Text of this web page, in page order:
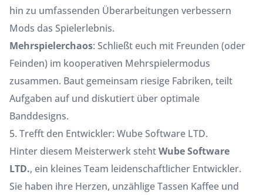
hin zu umfassenden Überarbeitungen verbessern
Mods das Spielerlebnis.
Mehrspielerchaos: Schließt euch mit Freunden (oder
Feinden) im kooperativen Mehrspielermodus
zusammen. Baut gemeinsam riesige Fabriken, teilt
Aufgaben auf und diskutiert über optimale
Banddesigns.
5. Trefft den Entwickler: Wube Software LTD.
Hinter diesem Meisterwerk stehtWube Software
LTD., ein kleines Team leidenschaftlicher Entwickler.
Sie haben ihre Herzen, unzählige Tassen Kaffee und